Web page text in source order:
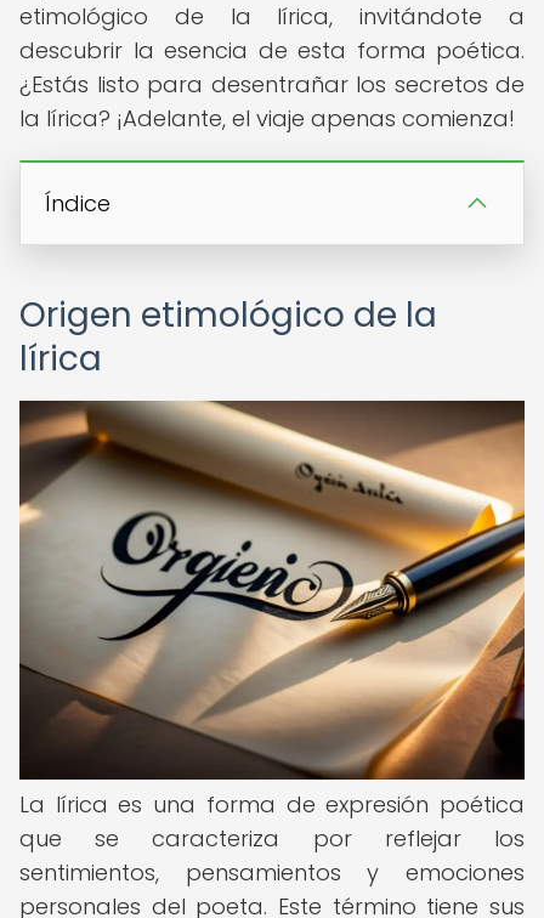
etimológico de la lírica, invitándote a
descubrir la esencia de esta forma poética.
¿Estás listo para desentrañar los secretos de
la lírica? ¡Adelante, el viaje apenas comienza!
Índice
Origen etimológico de la
lírica
La lírica es una forma de expresión poética
que se caracteriza por reflejar los
sentimientos, pensamientos y emociones
personales del poeta. Este término tiene sus